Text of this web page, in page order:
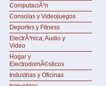
ComputaciÃ³n
Consolas y Videojuegos
Deportes y Fitness
ElectrÃ³nica, Audio y
Video
Hogar y
ElectrodomÃ©sticos
Industrias y Oficinas